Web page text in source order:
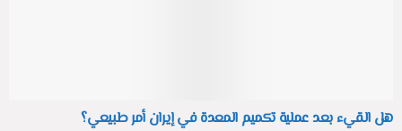
هل القيء بعد عملية تكميم المعدة في إيران أمر طبيعي؟